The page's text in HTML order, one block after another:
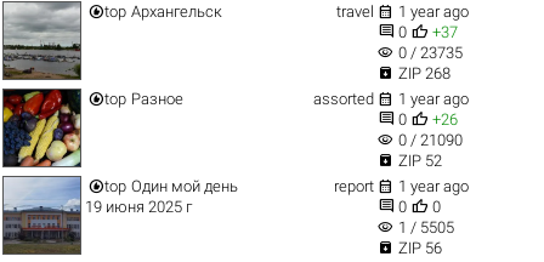
top Архангельск travel  1 year ago
 0  +37
visibility 0 / 23735
 ZIP 268
top Разное assorted  1 year ago
 0  +26
visibility 0 / 21090
 ZIP 52
top Один мой день
19 июня 2025 г
report  1 year ago
 0  0
visibility 1 / 5505
 ZIP 56